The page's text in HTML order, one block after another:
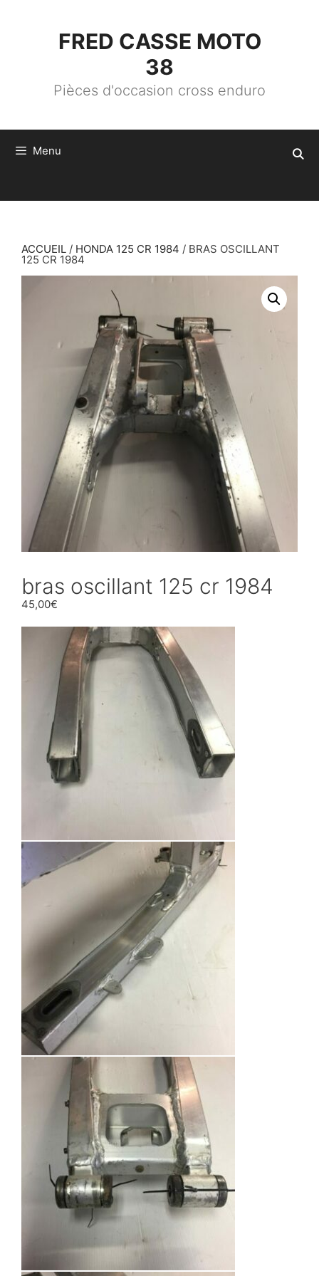
FRED CASSE MOTO
38
Pièces d'occasion cross enduro
Menu
ACCUEIL / HONDA 125 CR 1984 / BRAS OSCILLANT
125 CR 1984
bras oscillant 125 cr 1984
45,00€